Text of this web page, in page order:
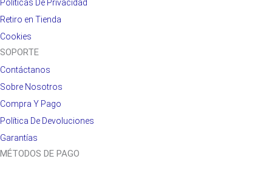
Políticas De Privacidad
Retiro en Tienda
Cookies
SOPORTE
Contáctanos
Sobre Nosotros
Compra Y Pago
Política De Devoluciones
Garantías
MÉTODOS DE PAGO